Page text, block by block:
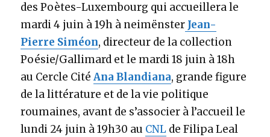
des Poètes-Luxembourg qui accueillera le
mardi 4 juin à 19h à neimënster Jean-
Pierre Siméon, directeur de la collection
Poésie/Gallimard et le mardi 18 juin à 18h
au Cercle CitéAna Blandiana, grande figure
de la littérature et de la vie politique
roumaines, avant de s’associer à l’accueil le
lundi 24 juin à 19h30 au CNL de Filipa Leal